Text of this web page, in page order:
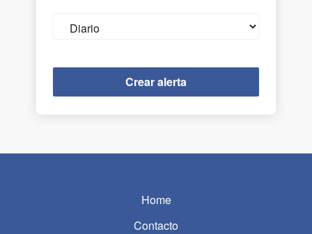
frequency
Home
Contacto